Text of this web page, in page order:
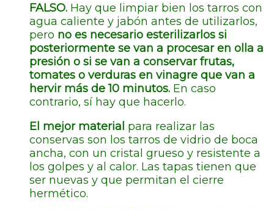
FALSO. Hay que limpiar bien los tarros con
agua caliente y jabón antes de utilizarlos,
pero no es necesario esterilizarlos si
posteriormente se van a procesar en olla a
presión o si se van a conservar frutas,
tomates o verduras en vinagre que van a
hervir más de 10 minutos. En caso
contrario, sí hay que hacerlo.
El mejor material para realizar las
conservas son los tarros de vidrio de boca
ancha, con un cristal grueso y resistente a
los golpes y al calor. Las tapas tienen que
ser nuevas y que permitan el cierre
hermético.